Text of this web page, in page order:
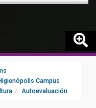
Campus
Autoevaluación